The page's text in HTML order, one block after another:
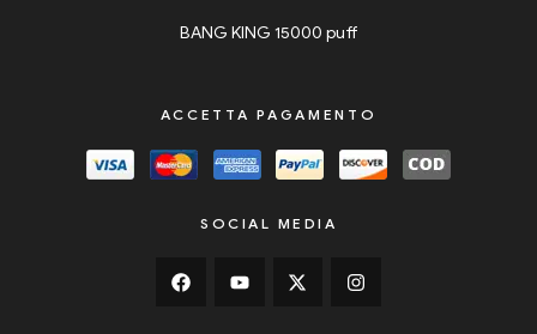
BANG KING 15000 puff
ACCETTA PAGAMENTO
SOCIAL MEDIA